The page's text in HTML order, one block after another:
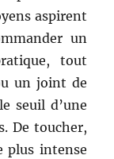
aspirent
un
tout
un joint de
seuil d’une
De toucher,
plus intense